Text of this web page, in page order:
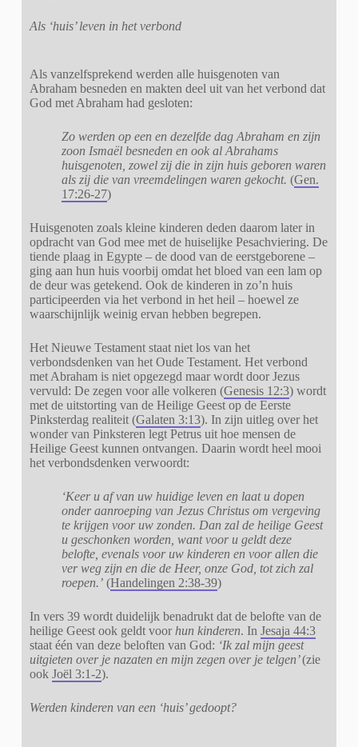
Als ‘huis’ leven in het verbond
Als vanzelfsprekend werden alle huisgenoten van
Abraham besneden en makten deel uit van het verbond dat
God met Abraham had gesloten:
Zo werden op een en dezelfde dag Abraham en zijn
zoon Ismaël besneden en ook al Abrahams
huisgenoten, zowel zij die in zijn huis geboren waren
als zij die van vreemdelingen waren gekocht. (Gen.
17:26-27)
Huisgenoten zoals kleine kinderen deden daarom later in
opdracht van God mee met de huiselijke Pesachviering. De
tiende plaag in Egypte – de dood van de eerstgeborene –
ging aan hun huis voorbij omdat het bloed van een lam op
de deur was getekend. Ook de kinderen in zo’n huis
participeerden via het verbond in het heil – hoewel ze
waarschijnlijk weinig ervan hebben begrepen.
Het Nieuwe Testament staat niet los van het
verbondsdenken van het Oude Testament. Het verbond
met Abraham is niet opgezegd maar wordt door Jezus
vervuld: De zegen voor alle volkeren (Genesis 12:3) wordt
met de uitstorting van de Heilige Geest op de Eerste
Pinksterdag realiteit (Galaten 3:13). In zijn uitleg over het
wonder van Pinksteren legt Petrus uit hoe mensen de
Heilige Geest kunnen ontvangen. Daarin wordt heel mooi
het verbondsdenken verwoordt:
‘Keer u af van uw huidige leven en laat u dopen
onder aanroeping van Jezus Christus om vergeving
te krijgen voor uw zonden. Dan zal de heilige Geest
u geschonken worden, want voor u geldt deze
belofte, evenals voor uw kinderen en voor allen die
ver weg zijn en die de Heer, onze God, tot zich zal
roepen.’(Handelingen 2:38-39)
In vers 39 wordt duidelijk benadrukt dat de belofte van de
heilige Geest ook geldt voor hun kinderen. In Jesaja 44:3
staat één van deze beloften van God: ‘Ik zal mijn geest
uitgieten over je nazaten en mijn zegen over je telgen’(zie
ook Joël 3:1-2).
Werden kinderen van een ‘huis’ gedoopt?